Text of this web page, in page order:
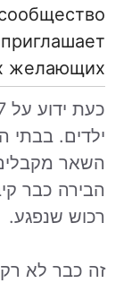
желающих
השאר
רכוש שנפגע.
זה כבר לא רק